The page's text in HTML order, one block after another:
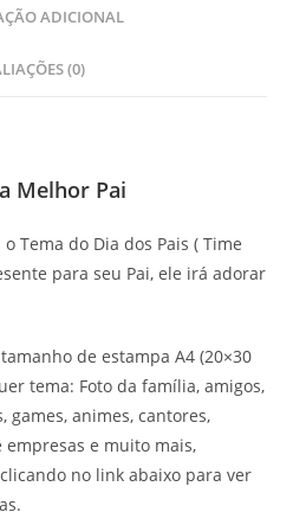
ADICIONAL
(0)
Melhor Pai
Tema do Dia dos Pais ( Time
para seu Pai, ele irá adorar
de estampa A4 (20×30
tema: Foto da família, amigos,
games, animes, cantores,
empresas e muito mais,
no link abaixo para ver